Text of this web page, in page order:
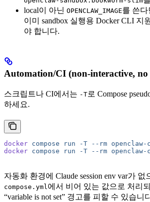
local이 아닌 OPENCLAW_IMAGE를 쓴다
이미 sandbox 실행용 Docker CLI 지
야 합니다.
Automation/CI (non-interactive, no
스크립트나 CI에서는 -T로 Compose
하세요.
docker compose run -T --rm
docker compose run -T --rm
자동화 환경에 Claude session env var가 없
compose.yml에서 비어 있는 값으로 처리
“variable is not set” 경고를 피할 수 있습니